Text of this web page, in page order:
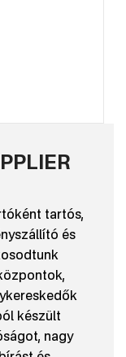
tartós,
és
készült
nagy